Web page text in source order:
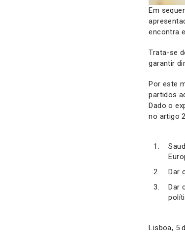
Em
encontra
Trata-se
garantir
Por este
partidos
Dado o
no artigo
Dar
Dar
Lisboa, 5